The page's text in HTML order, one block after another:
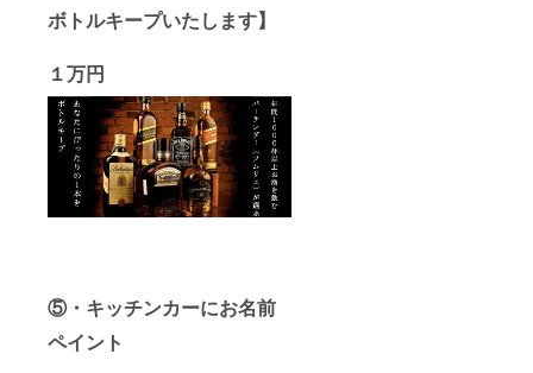
ボトルキープいたします】
１万円
⑤・キッチンカーにお名前
ペイント